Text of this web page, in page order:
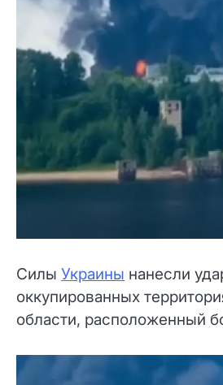
Силы Украины нанесли
оккупированных
области, расположенный